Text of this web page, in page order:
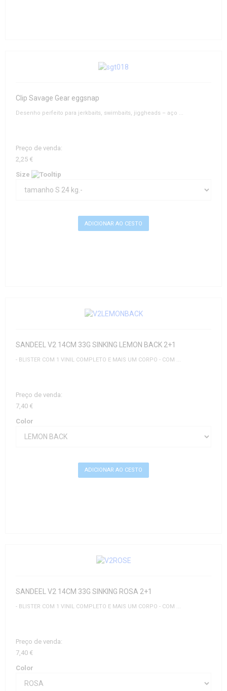
Clip Savage Gear eggsnap
Desenho perfeito para jerkbaits, swimbaits, jiggheads – aço ...
Preço de venda:
2,25 €
Size
SANDEEL V2 14CM 33G SINKING LEMON BACK 2+1
- BLISTER COM 1 VINIL COMPLETO E MAIS UM CORPO - COM ...
Preço de venda:
7,40 €
Color
SANDEEL V2 14CM 33G SINKING ROSA 2+1
- BLISTER COM 1 VINIL COMPLETO E MAIS UM CORPO - COM ...
Preço de venda:
7,40 €
Color